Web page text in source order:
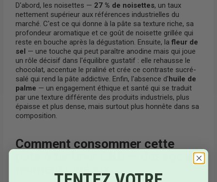
D'abord, les noisettes — 27 % de noisettes, un taux
nettement supérieur aux références industrielles du
marché. C'est ce qui donne à la pâte sa texture riche, sa
profondeur aromatique et ce goût de noisette grillée qui
reste en bouche après la dégustation. Ensuite, la fleur de
sel — une touche qui peut paraître anodine mais qui joue
un rôle décisif dans l'équilibre gustatif : elle rehausse le
chocolat, accentue le praliné et crée ce contraste sucré-
salé qui rend la pâte addictive. Enfin, l'absence d'huile de
palme — un engagement éthique et santé qui se traduit
par une texture différente des produits industriels, plus
épaisse et plus dense, mais surtout plus honnête dans sa
composition.
Comment consommer cette
pâte à tartiner CBD — dosage et